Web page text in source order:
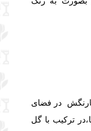
در فضای
ترکیب با گل